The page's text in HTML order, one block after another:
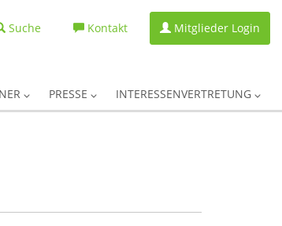
Suche Kontakt Mitglieder Login
PRESSE INTERESSENVERTRETUNG